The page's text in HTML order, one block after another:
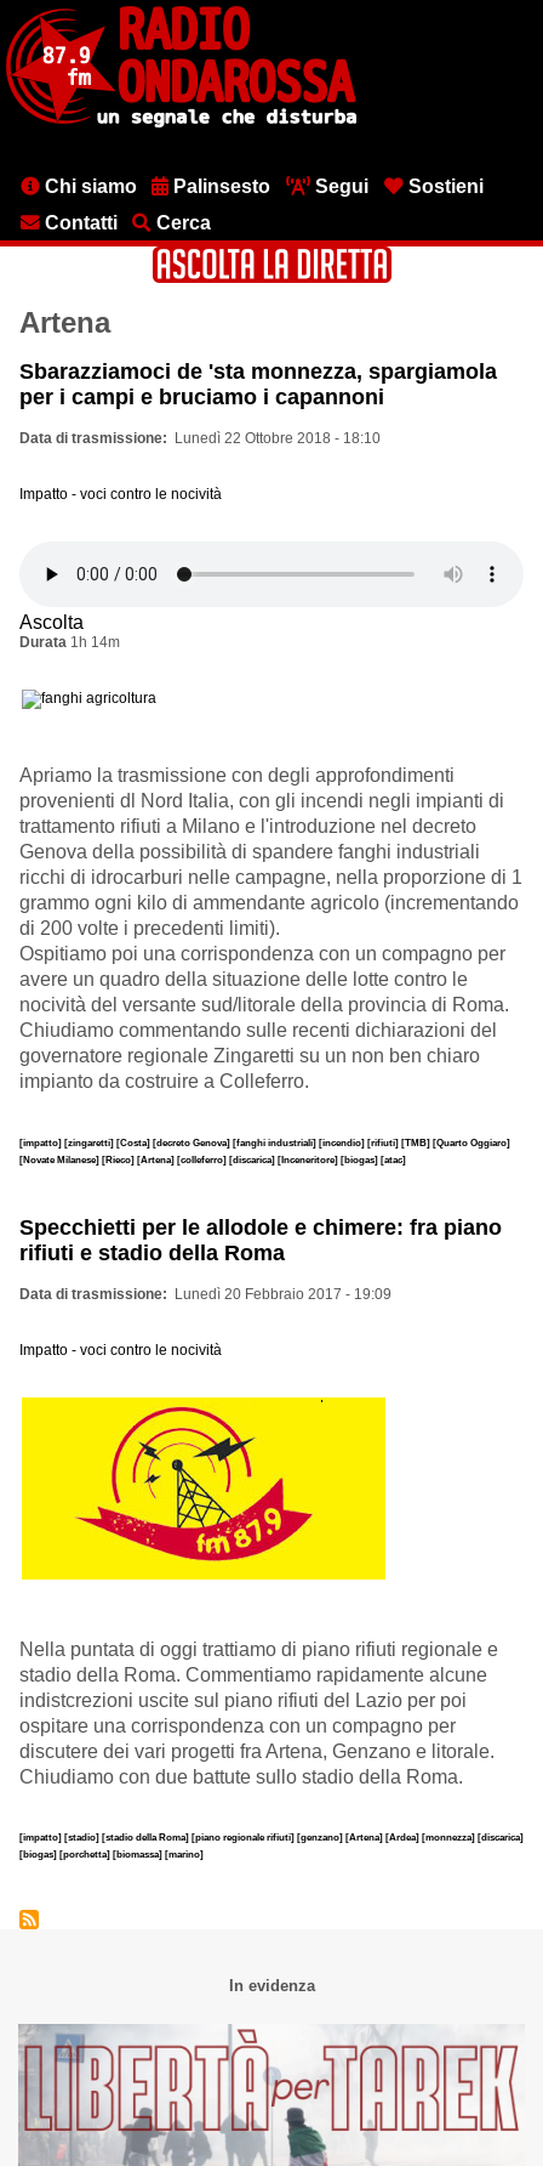
contenuto
principale
MenuChi siamo Palinsesto Segui
Sostieni
Contatti
Cerca
Artena
Sbarazziamoci de 'sta monnezza, spargiamola
per i campi e bruciamo i capannoni
Data di trasmissione Lunedì 22 Ottobre 2018 - 18:10
Impatto - voci contro le nocività
Ascolta
Durata 1h 14m
Apriamo la trasmissione con degli approfondimenti
provenienti dl Nord Italia, con gli incendi negli impianti di
trattamento rifiuti a Milano e l'introduzione nel decreto
Genova della possibilità di spandere fanghi industriali
ricchi di idrocarburi nelle campagne, nella proporzione di 1
grammo ogni kilo di ammendante agricolo (incrementando
di 200 volte i precedenti limiti).
Ospitiamo poi una corrispondenza con un compagno per
avere un quadro della situazione delle lotte contro le
nocività del versante sud/litorale della provincia di Roma.
Chiudiamo commentando sulle recenti dichiarazioni del
governatore regionale Zingaretti su un non ben chiaro
impianto da costruire a Colleferro.
[impatto] [zingaretti] [Costa] [decreto Genova] [fanghi industriali] [incendio] [rifiuti] [TMB] [Quarto Oggiaro]
[Novate Milanese] [Rieco] [Artena] [colleferro] [discarica] [Inceneritore] [biogas] [atac]
Specchietti per le allodole e chimere: fra piano
rifiuti e stadio della Roma
Data di trasmissione Lunedì 20 Febbraio 2017 - 19:09
Impatto - voci contro le nocività
Nella puntata di oggi trattiamo di piano rifiuti regionale e
stadio della Roma. Commentiamo rapidamente alcune
indistcrezioni uscite sul piano rifiuti del Lazio per poi
ospitare una corrispondenza con un compagno per
discutere dei vari progetti fra Artena, Genzano e litorale.
Chiudiamo con due battute sullo stadio della Roma.
[impatto] [stadio] [stadio della Roma] [piano regionale rifiuti] [genzano] [Artena] [Ardea] [monnezza] [discarica]
[biogas] [porchetta] [biomassa] [marino]
In evidenza